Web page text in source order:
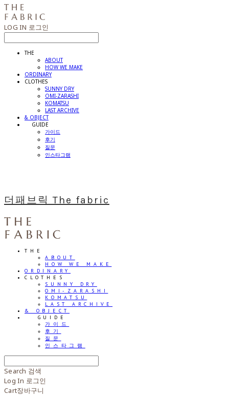
LOG IN 로그인
THE
ABOUT
HOW WE MAKE
ORDINARY
CLOTHES
SUNNY DRY
OMI-ZARASHI
KOMATSU
LAST ARCHIVE
& OBJECT
⠀⠀GUIDE
가이드
후기
질문
인스타그램
더패브릭 The fabric
THE
ABOUT
HOW WE MAKE
ORDINARY
CLOTHES
SUNNY DRY
OMI-ZARASHI
KOMATSU
LAST ARCHIVE
& OBJECT
⠀⠀GUIDE
가이드
후기
질문
인스타그램
Search 검색
Log In 로그인
Cart장바구니